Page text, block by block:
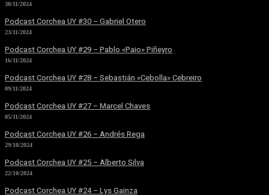
30/11/2024
Podcast Corchea UY #30 – Gabriel Otero
23/11/2024
Podcast Corchea UY #29 – Pablo «Paio» Piñeyro
16/11/2024
Podcast Corchea UY #28 – Sebastián «Cebolla» Cebreiro
09/11/2024
Podcast Corchea UY #27 – Marcel Chaves
05/11/2024
Podcast Corchea UY #26 – Andrés Rega
29/10/2024
Podcast Corchea UY #25 – Alberto Silva
22/10/2024
Podcast Corchea UY #24 – Lys Gainza